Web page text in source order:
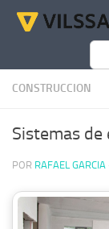
Saltar al
CONSTRUCCION
Sistemas
POR RAFAEL GARCIA